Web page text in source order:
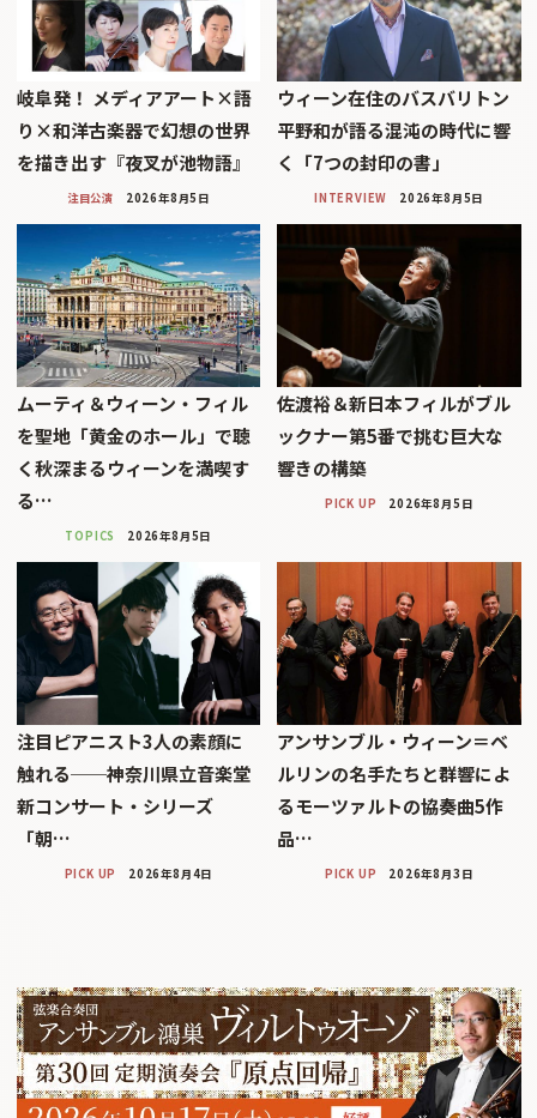
岐阜発！ メディアアート×語
り×和洋古楽器で幻想の世界
を描き出す『夜叉が池物語』
注目公演 2026年8月5日
ウィーン在住のバスバリトン
平野和が語る混沌の時代に響
く「7つの封印の書」
INTERVIEW 2026年8月5日
ムーティ＆ウィーン・フィル
を聖地「黄金のホール」で聴
く秋深まるウィーンを満喫す
る…
TOPICS 2026年8月5日
佐渡裕＆新日本フィルがブル
ックナー第5番で挑む巨大な
響きの構築
PICK UP 2026年8月5日
注目ピアニスト3人の素顔に
触れる──神奈川県立音楽堂
新コンサート・シリーズ
「朝…
PICK UP 2026年8月4日
アンサンブル・ウィーン＝ベ
ルリンの名手たちと群響によ
るモーツァルトの協奏曲5作
品…
PICK UP 2026年8月3日